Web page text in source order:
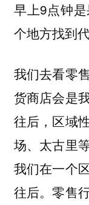
早上9点钟
个地方找到
我们去看零
货商店会是
往后，区域
场、太古里
我们在一个
往后。零售